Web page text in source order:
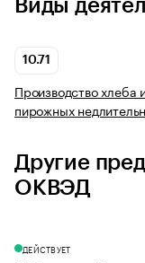
Виды
10.71
Производство хлеба
пирожных
Другие
ОКВЭД
ДЕЙСТВУЕТ